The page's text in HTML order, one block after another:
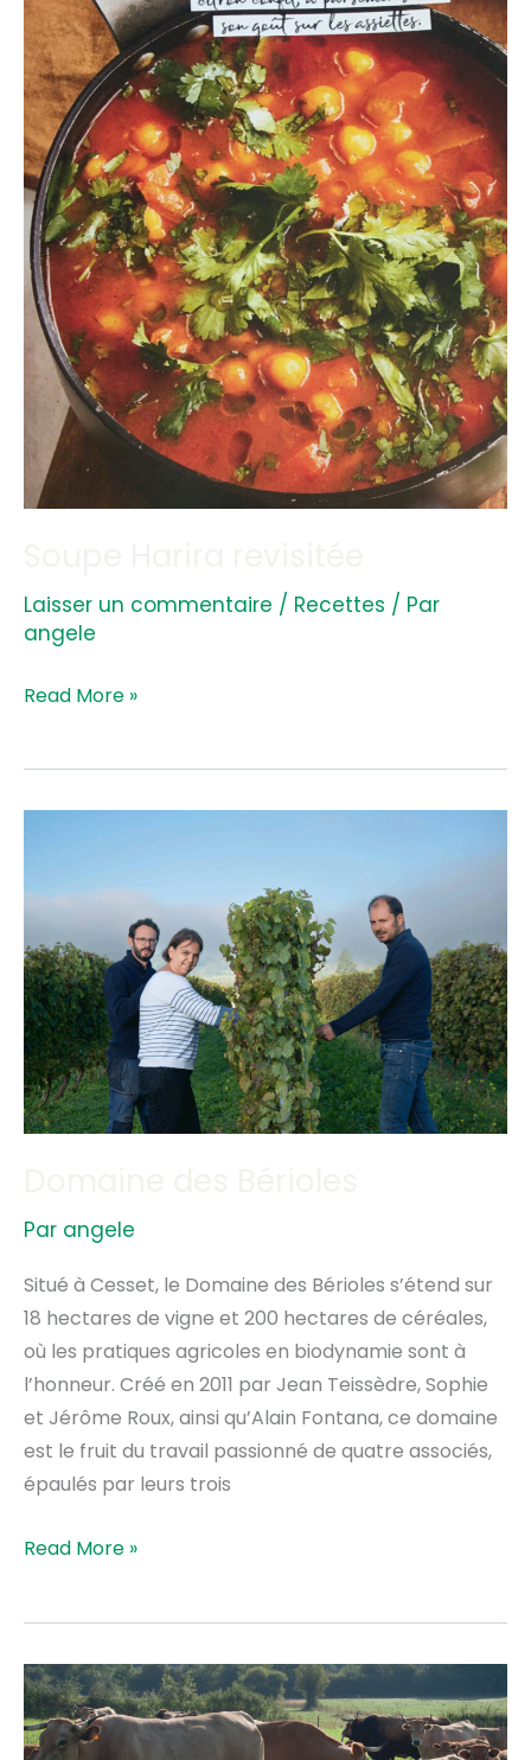
Laisser un commentaire / Recettes / Par
angele
Read More »
Par angele
Situé à Cesset, le Domaine des Bérioles s’étend sur
18 hectares de vigne et 200 hectares de céréales,
où les pratiques agricoles en biodynamie sont à
l’honneur. Créé en 2011 par Jean Teissèdre, Sophie
et Jérôme Roux, ainsi qu’Alain Fontana, ce domaine
est le fruit du travail passionné de quatre associés,
épaulés par leurs trois
Bérioles
Read More »
La
Ferme
des